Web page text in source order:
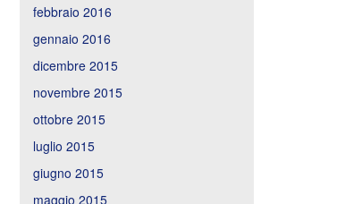
febbraio 2016
gennaio 2016
dicembre 2015
novembre 2015
ottobre 2015
luglio 2015
giugno 2015
maggio 2015